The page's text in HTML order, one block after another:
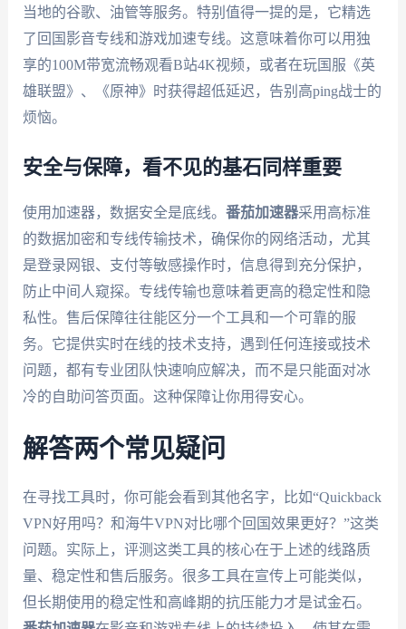
当地的谷歌、油管等服务。特别值得一提的是，它精选
了回国影音专线和游戏加速专线。这意味着你可以用独
享的100M带宽流畅观看B站4K视频，或者在玩国服《英
雄联盟》、《原神》时获得超低延迟，告别高ping战士的
烦恼。
安全与保障，看不见的基石同样重要
使用加速器，数据安全是底线。 番茄加速器采用高标准
的数据加密和专线传输技术，确保你的网络活动，尤其
是登录网银、支付等敏感操作时，信息得到充分保护，
防止中间人窥探。专线传输也意味着更高的稳定性和隐
私性。售后保障往往能区分一个工具和一个可靠的服
务。它提供实时在线的技术支持，遇到任何连接或技术
问题，都有专业团队快速响应解决，而不是只能面对冰
冷的自助问答页面。这种保障让你用得安心。
解答两个常见疑问
在寻找工具时，你可能会看到其他名字，比如“Quickback
VPN好用吗？和海牛VPN对比哪个回国效果更好？”这类
问题。实际上，评测这类工具的核心在于上述的线路质
量、稳定性和售后服务。很多工具在宣传上可能类似，
但长期使用的稳定性和高峰期的抗压能力才是试金石。